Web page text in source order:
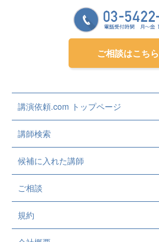
ご相談はこちら
講演依頼.com トップページ
講師検索
候補に入れた講師
ご相談
規約